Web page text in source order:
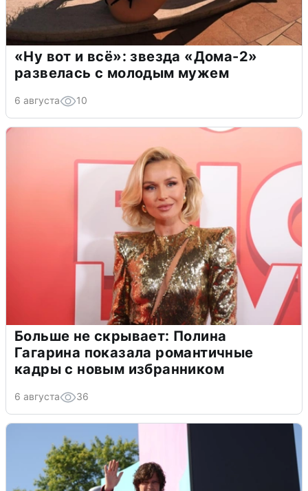
«Ну вот и всё»: звезда «Дома-2»
развелась с молодым мужем
6 августа 10
Больше не скрывает: Полина
Гагарина показала романтичные
кадры с новым избранником
6 августа 36